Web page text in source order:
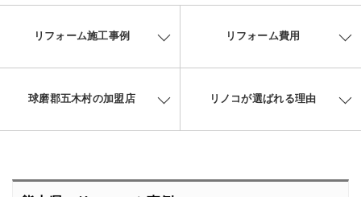
リフォーム施工事例 リフォーム費用
球磨郡五木村の加盟店 リノコが選ばれる理由